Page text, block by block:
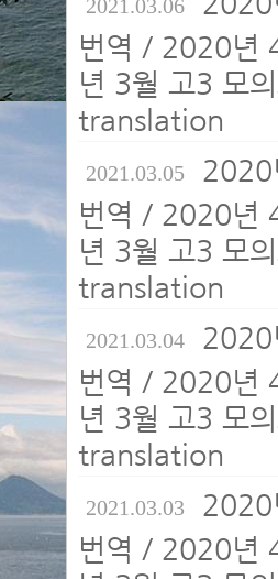
2021.03.06
번역 / 2020년
년 3월 고3 모
translation
2021.03.05 2020
번역 / 2020년
년 3월 고3 모
translation
2021.03.04 2020
번역 / 2020년
년 3월 고3 모
translation
2021.03.03 2020
번역 / 2020년